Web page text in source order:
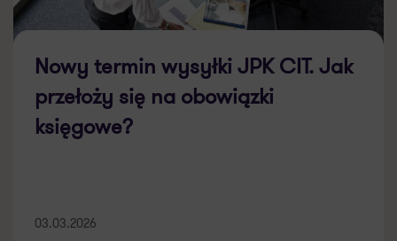
Nowy termin wysyłki JPK CIT. Jak
przełoży się na obowiązki
księgowe?
03.03.2026